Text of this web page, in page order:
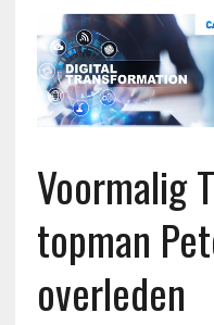
Voormalig
topman
overleden